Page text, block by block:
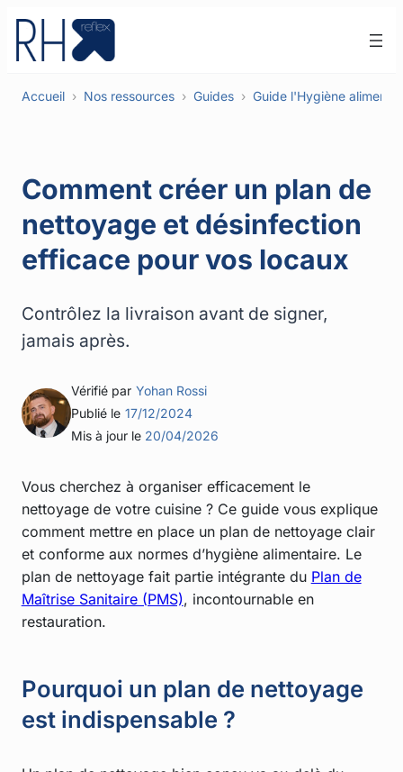
Aller
au
contenu
Accueil Nos ressources Guides Guide l'Hygiène
Comment créer un plan de
nettoyage et désinfection
efficace pour vos locaux
Contrôlez la livraison avant de signer,
jamais après.
Vérifié par Yohan Rossi
Publié le 17/12/2024
Mis à jour le 20/04/2026
Vous cherchez à organiser efficacement le
nettoyage de votre cuisine ? Ce guide vous explique
comment mettre en place un plan de nettoyage clair
et conforme aux normes d’hygiène alimentaire. Le
plan de nettoyage fait partie intégrante du Plan de
Maîtrise Sanitaire (PMS), incontournable en
restauration.
Pourquoi un plan de nettoyage
est indispensable ?